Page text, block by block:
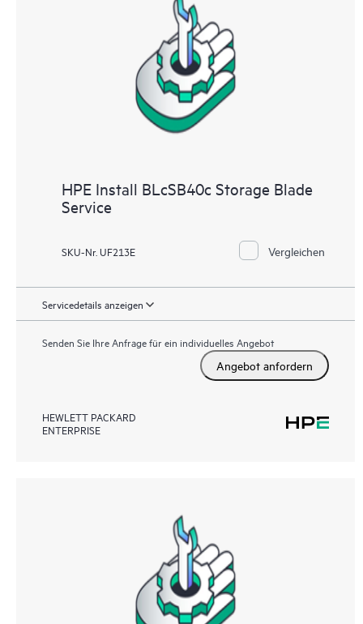
HPE Install BLcSB40c Storage Blade
Service
SKU-Nr. UF213E Vergleichen
Servicedetails anzeigen
Senden Sie Ihre Anfrage für ein individuelles Angebot
Angebot anfordern
HEWLETT PACKARD
ENTERPRISE